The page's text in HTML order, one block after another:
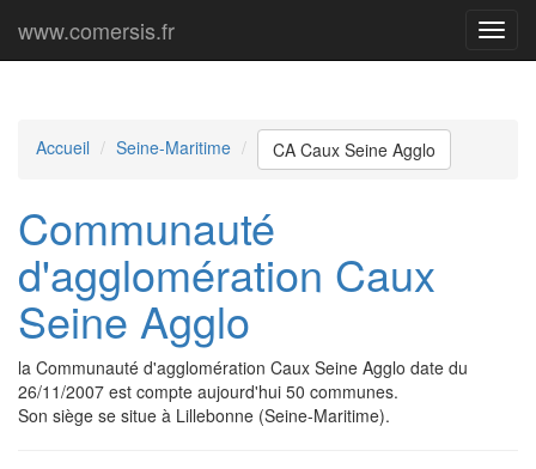
Menu
www.comersis.fr
Accueil Seine-Maritime CA Caux Seine Agglo
Communauté
d'agglomération Caux
Seine Agglo
la Communauté d'agglomération Caux Seine Agglo date du
26/11/2007 est compte aujourd'hui 50 communes.
Son siège se situe à Lillebonne (Seine-Maritime).